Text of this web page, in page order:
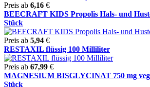
Preis ab 6,16 €
BEECRAFT KIDS Propolis Hals- und
Stück
Preis ab 5,94 €
RESTAXIL flüssig 100 Milliliter
Preis ab 67,99 €
MAGNESIUM BISGLYCINAT 750 mg
Stück